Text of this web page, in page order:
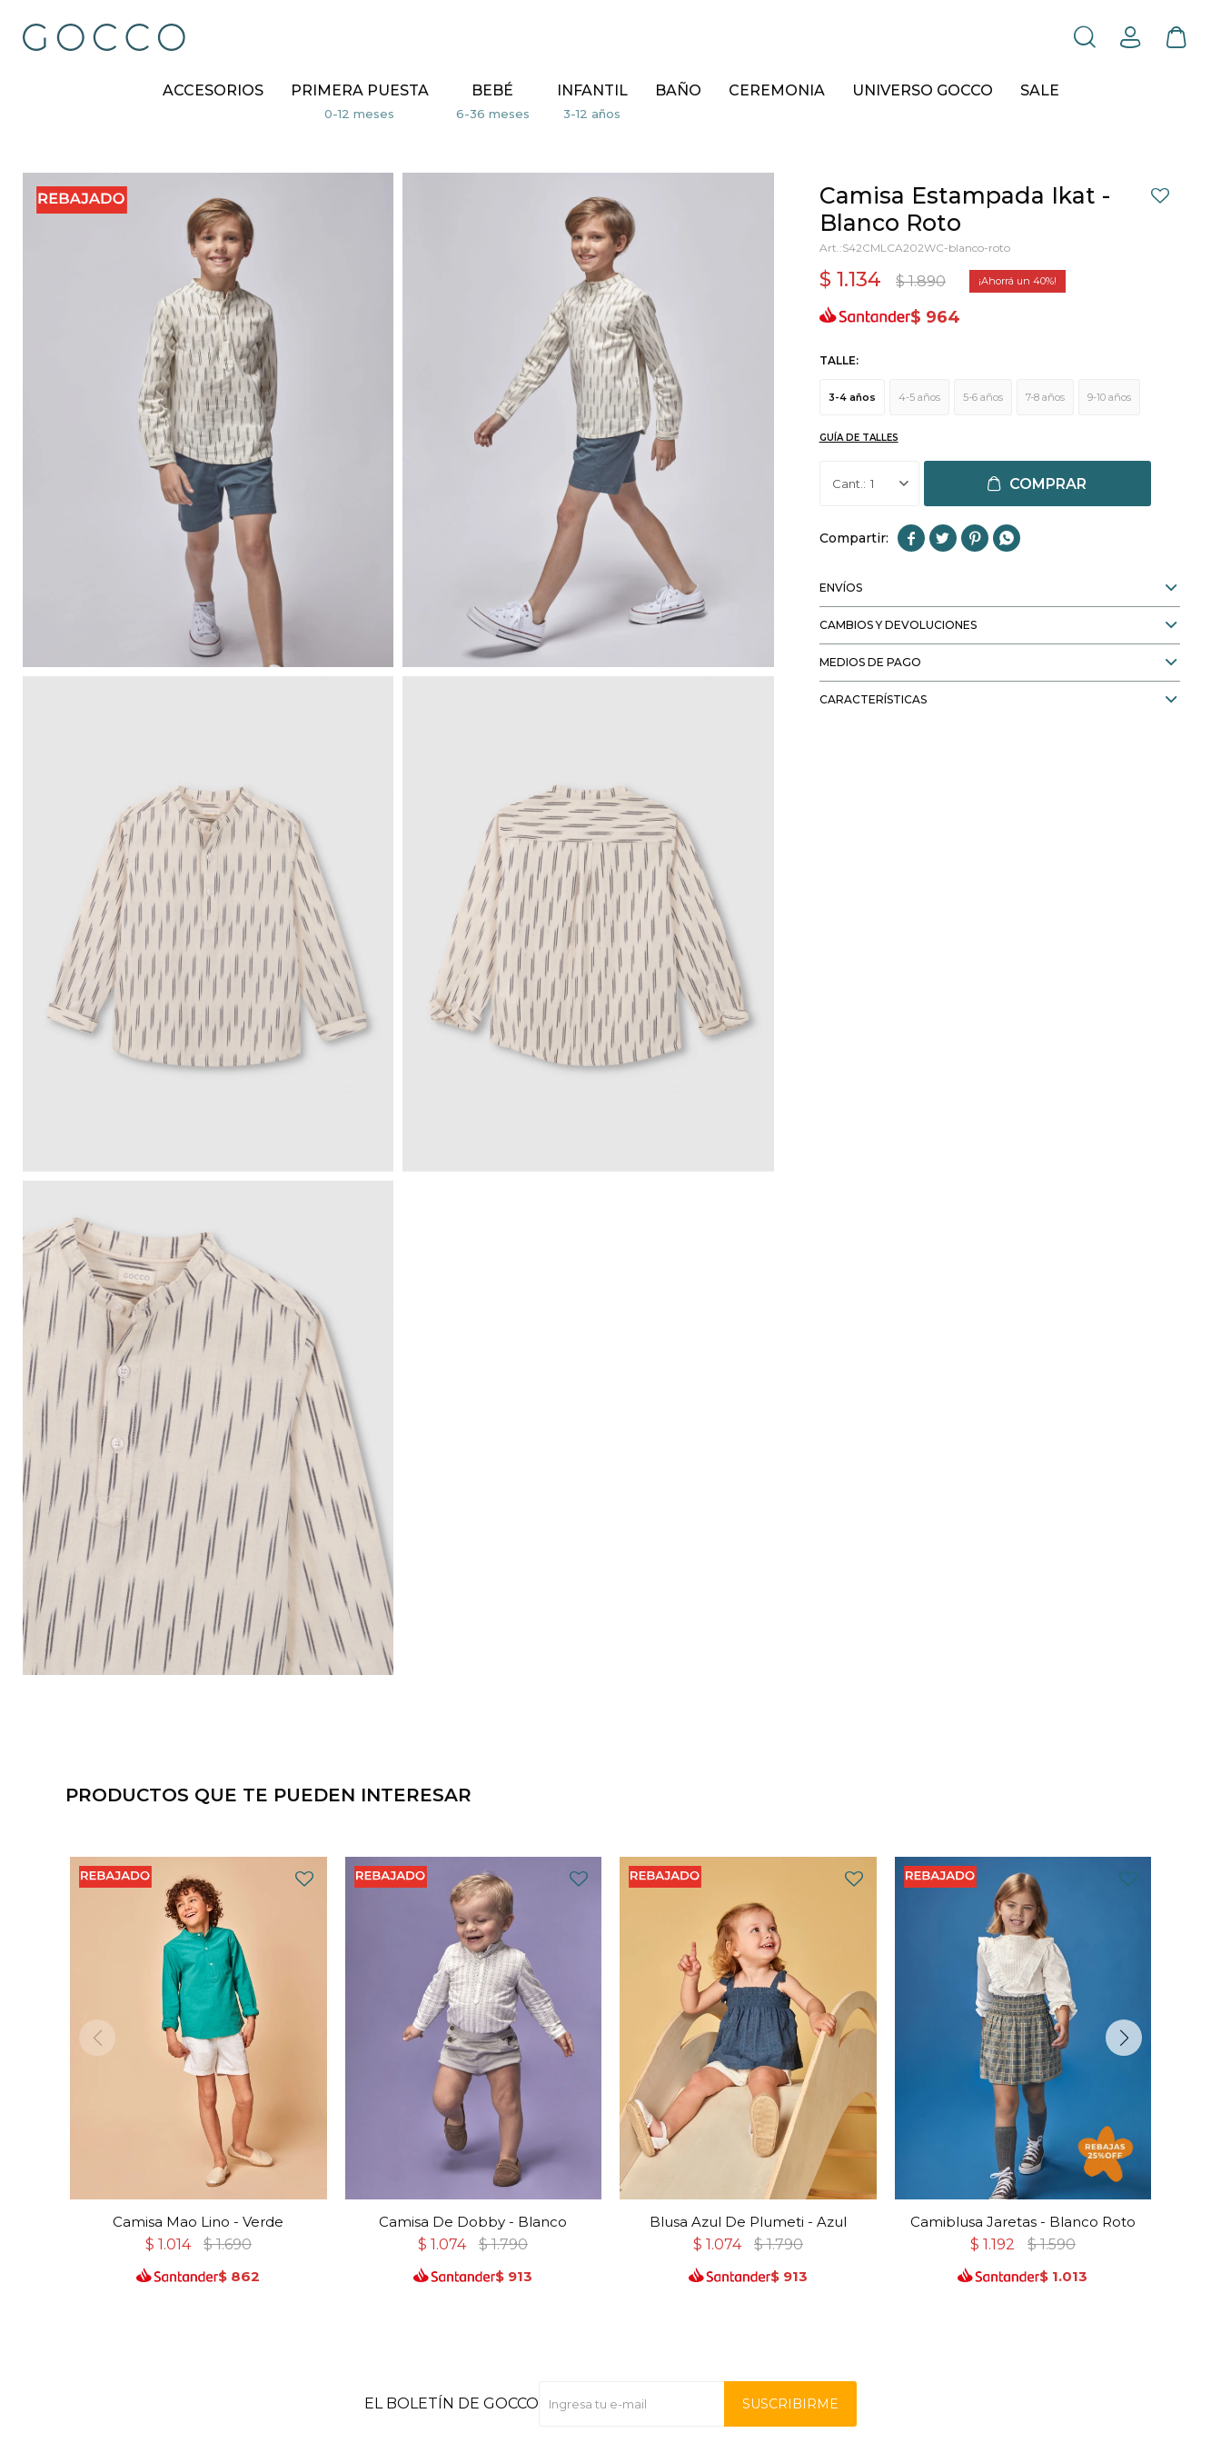
ACCESORIOS PRIMERA PUESTA BEBÉ INFANTIL BAÑO CEREMONIA UNIVERSO GOCCO SALE
Camisa Estampada Ikat -
Blanco Roto
S42CMLCA202WC-blanco-roto
$ 1.134 $ 1.890 40
$ 964
TALLE:
3-4 años 4-5 años 5-6 años 7-8 años 9-10 años
GUÍA DE TALLES
1 COMPRAR
   
ENVÍOS
CAMBIOS Y DEVOLUCIONES
MEDIOS DE PAGO
CARACTERÍSTICAS
PRODUCTOS QUE TE PUEDEN INTERESAR
Camisa Mao Lino - Verde
$ 1.014 $ 1.690
$ 862
Camisa De Dobby - Blanco
$ 1.074 $ 1.790
$ 913
Blusa Azul De Plumeti - Azul
$ 1.074 $ 1.790
$ 913
Camiblusa Jaretas - Blanco Roto
$ 1.192 $ 1.590
$ 1.013
EL BOLETÍN DE GOCCO SUSCRIBIRME